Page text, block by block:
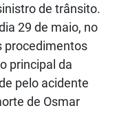
de trânsito.
29 de maio, no
procedimentos
principal da
pelo acidente
de Osmar